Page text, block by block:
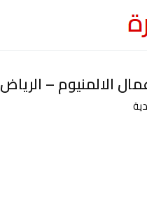
الالمنيوم – الرياض